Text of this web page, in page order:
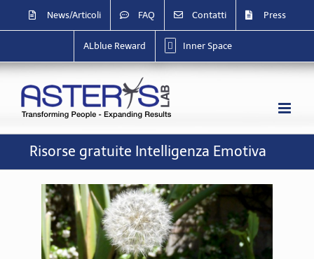
contenuto
News/Articoli FAQ Contatti Press
ALblue Reward Inner Space
Risorse gratuite Intelligenza Emotiva